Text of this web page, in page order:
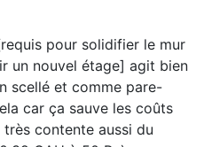
pour solidifier le mur
un nouvel étage] agit bien
scellé et comme pare-
car ça sauve les coûts
contente aussi du